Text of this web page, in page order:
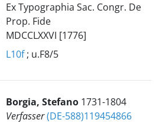
Ex Typographia Sac. Congr. De
Prop. Fide
MDCCLXXVI [1776]
L10f; u.F8/5
Borgia, Stefano 1731-1804
Verfasser(DE-588)119454866